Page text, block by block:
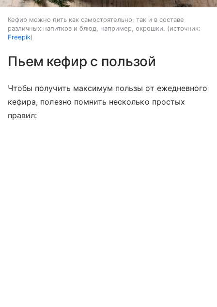
Кефир можно пить как самостоятельно, так и в составе
различных напитков и блюд, например, окрошки.
источник:
Freepik
Пьем кефир с пользой
Чтобы получить максимум пользы от ежедневного
кефира, полезно помнить несколько простых
правил: